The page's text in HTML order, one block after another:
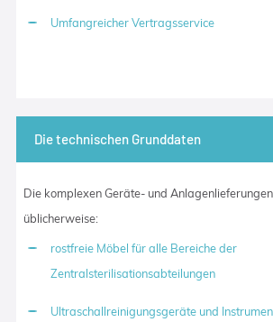
Umfangreicher Vertragsservice
Die technischen Grunddaten
Die komplexen Geräte- und
üblicherweise:
rostfreie Möbel für alle Bereiche der
Zentralsterilisationsabteilungen
Ultraschallreinigungsgeräte und